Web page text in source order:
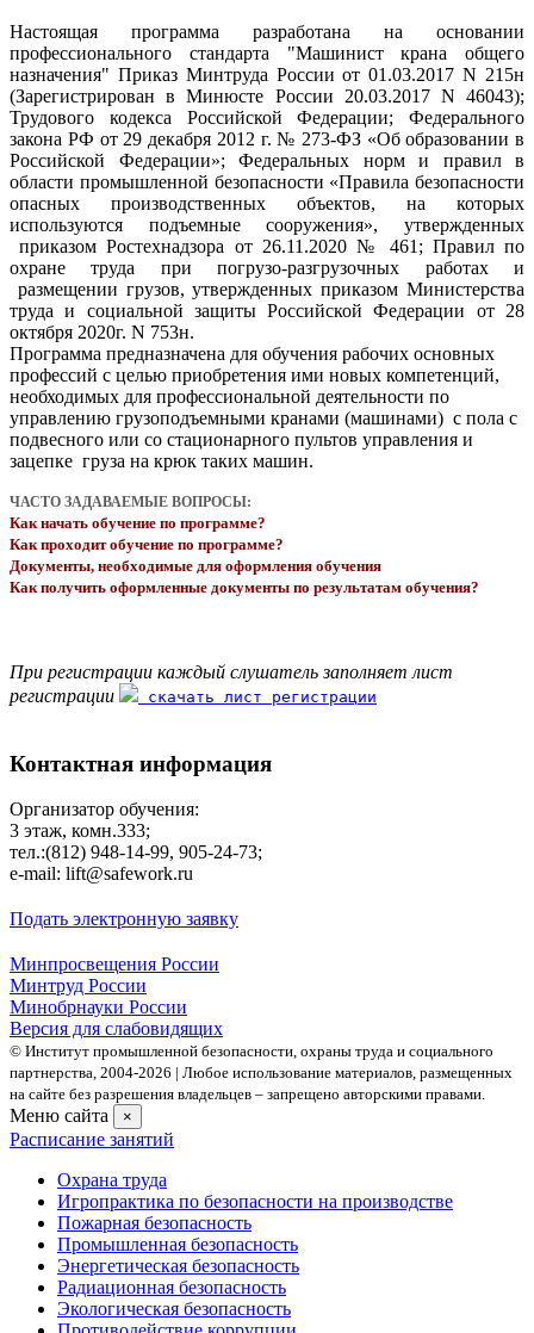
Настоящая программа разработана на основании
профессионального стандарта "Машинист крана общего
назначения" Приказ Минтруда России от 01.03.2017 N 215н
(Зарегистрирован в Минюсте России 20.03.2017 N 46043);
Трудового кодекса Российской Федерации; Федерального
закона РФ от 29 декабря 2012 г. № 273-ФЗ «Об образовании в
Российской Федерации»; Федеральных норм и правил в
области промышленной безопасности «Правила безопасности
опасных производственных объектов, на которых
используются подъемные сооружения», утвержденных
приказом Ростехнадзора от 26.11.2020 № 461; Правил по
охране труда при погрузо-разгрузочных работах и
размещении грузов, утвержденных приказом Министерства
труда и социальной защиты Российской Федерации от 28
октября 2020г. N 753н.
Программа предназначена для обучения рабочих основных
профессий с целью приобретения ими новых компетенций,
необходимых для профессиональной деятельности по
управлению грузоподъемными кранами (машинами) с пола с
подвесного или со стационарного пультов управления и
зацепке груза на крюк таких машин.
ЧАСТО ЗАДАВАЕМЫЕ ВОПРОСЫ:
Как начать обучение по программе?
Как проходит обучение по программе?
Документы, необходимые для оформления обучения
Как получить оформленные документы по результатам обучения?
При регистрации каждый слушатель заполняет лист
регистрации
скачать лист регистрации
Контактная информация
Организатор обучения:
3 этаж, комн.333;
тел.:(812) 948-14-99, 905-24-73;
e-mail: lift@safework.ru
Подать электронную заявку
Минпросвещения России
Минтруд России
Минобрнауки России
Версия для слабовидящих
© Институт промышленной безопасности, охраны труда и социального
партнерства, 2004- 2026 | Любое использование материалов, размещенных
на сайте без разрешения владельцев – запрещено авторскими правами.
Меню сайта ×
Расписание занятий
Охрана труда
Игропрактика по безопасности на производстве
Пожарная безопасность
Промышленная безопасность
Энергетическая безопасность
Радиационная безопасность
Экологическая безопасность